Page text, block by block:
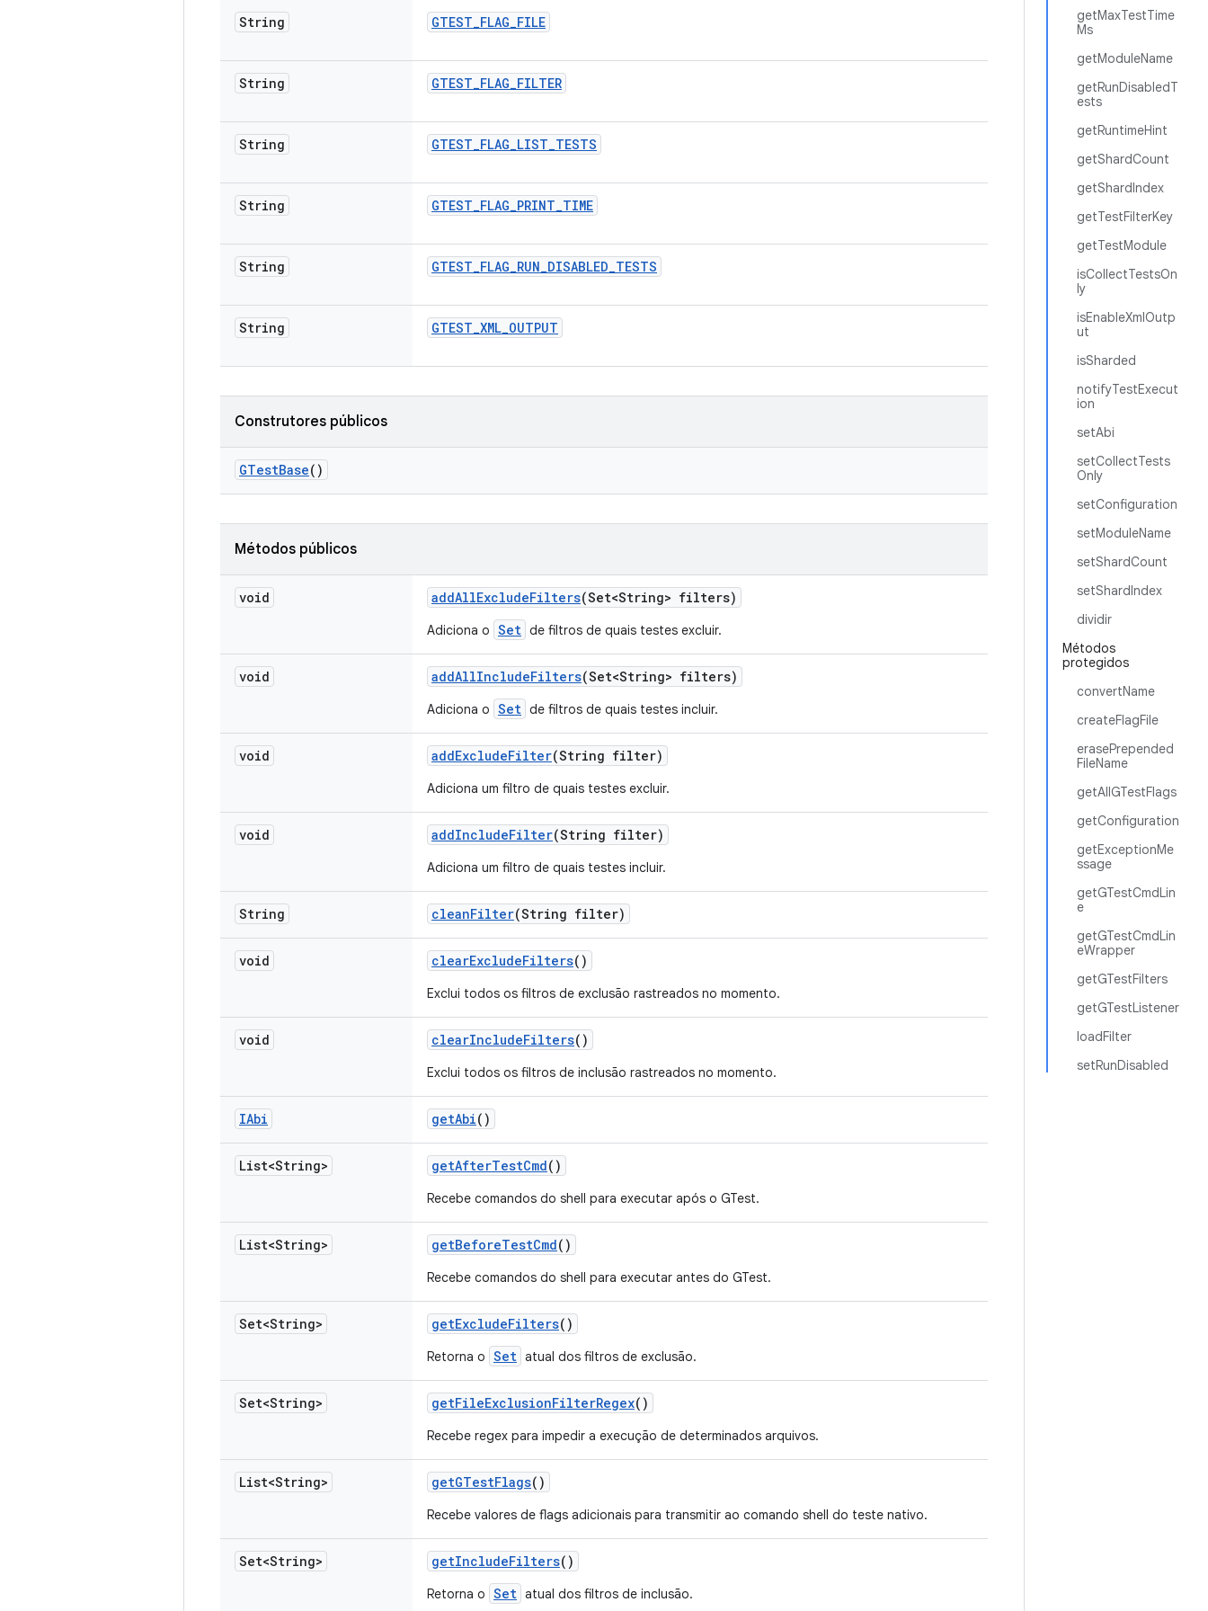
getMaxTestTime
Ms
getModuleName
getRunDisabledT
ests
getRuntimeHint
getShardCount
getShardIndex
getTestFilterKey
getTestModule
isCollectTestsOn
ly
isEnableXmlOutp
ut
isSharded
notifyTestExecut
ion
setAbi
setCollectTests
Only
setConfiguration
setModuleName
setShardCount
setShardIndex
dividir
Métodos
protegidos
convertName
createFlagFile
erasePrepended
FileName
getAllGTestFlags
getConfiguration
getExceptionMe
ssage
getGTestCmdLin
e
getGTestCmdLin
eWrapper
getGTestFilters
getGTestListener
loadFilter
setRunDisabled
String GTEST_FLAG_FILE
String GTEST_FLAG_FILTER
String GTEST_FLAG_LIST_TESTS
String GTEST_FLAG_PRINT_TIME
String GTEST_FLAG_RUN_DISABLED_TESTS
String GTEST_XML_OUTPUT
Construtores públicos
GTestBase()
Métodos públicos
void addAllExcludeFilters(Set<String> filters)
Adiciona o Set de filtros de quais testes excluir.
void addAllIncludeFilters(Set<String> filters)
Adiciona o Set de filtros de quais testes incluir.
void addExcludeFilter(String filter)
Adiciona um filtro de quais testes excluir.
void addIncludeFilter(String filter)
Adiciona um filtro de quais testes incluir.
String cleanFilter(String filter)
void clearExcludeFilters()
Exclui todos os filtros de exclusão rastreados no momento.
void clearIncludeFilters()
Exclui todos os filtros de inclusão rastreados no momento.
IAbi getAbi()
List<String> getAfterTestCmd()
Recebe comandos do shell para executar após o GTest.
List<String> getBeforeTestCmd()
Recebe comandos do shell para executar antes do GTest.
Set<String> getExcludeFilters()
Retorna o Set atual dos filtros de exclusão.
Set<String> getFileExclusionFilterRegex()
Recebe regex para impedir a execução de determinados arquivos.
List<String> getGTestFlags()
Recebe valores de flags adicionais para transmitir ao comando shell do teste nativo.
Set<String> getIncludeFilters()
Retorna o Set atual dos filtros de inclusão.